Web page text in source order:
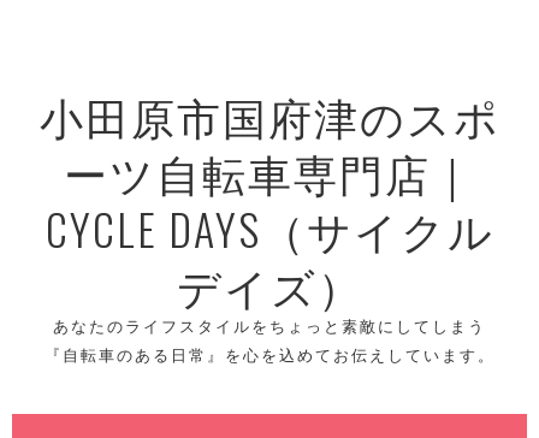
小田原市国府津のスポ
ーツ自転車専門店｜
CYCLE DAYS（サイクル
デイズ）
あなたのライフスタイルをちょっと素敵にしてしまう
『自転車のある日常』を心を込めてお伝えしています。